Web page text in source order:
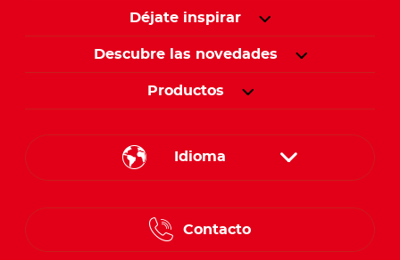
Déjate inspirar
Descubre las novedades
Productos
Idioma
Contacto